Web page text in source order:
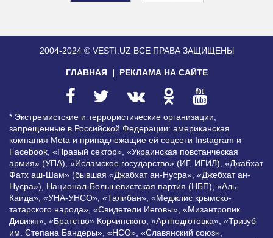
2004-2024 © VESTI.UZ ВСЕ ПРАВА ЗАЩИЩЕНЫ
ГЛАВНАЯ РЕКЛАМА НА САЙТЕ
* Экстремистские и террористические организации,
запрещенные в Российской Федерации: американская
компания Meta и принадлежащие ей соцсети Instagram и
Facebook, «Правый сектор», «Украинская повстанческая
армия» (УПА), «Исламское государство» (ИГ, ИГИЛ), «Джабхат
Фатх аш-Шам» (бывшая «Джабхат ан-Нусра», «Джебхат ан-
Нусра»), Национал-Большевистская партия (НБП), «Аль-
Каида», «УНА-УНСО», «Талибан», «Меджлис крымско-
татарского народа», «Свидетели Иеговы», «Мизантропик
Дивижн», «Братство» Корчинского, «Артподготовка», «Тризуб
им. Степана Бандеры», «НСО», «Славянский союз»,